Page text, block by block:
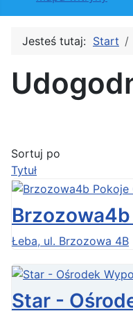
Jesteś tutaj: Start
Sortuj po
Tytuł
Łeba, ul. Brzozowa 4B
Star -